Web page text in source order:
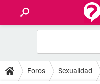
FOROS
Foros Sexualidad